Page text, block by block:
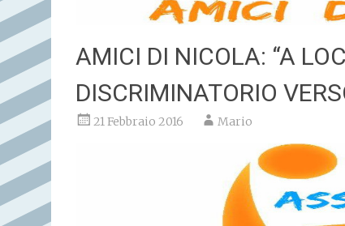
AMICI DI NICOLA: “A
DISCRIMINATORIO
21 Febbraio 2016 Mario